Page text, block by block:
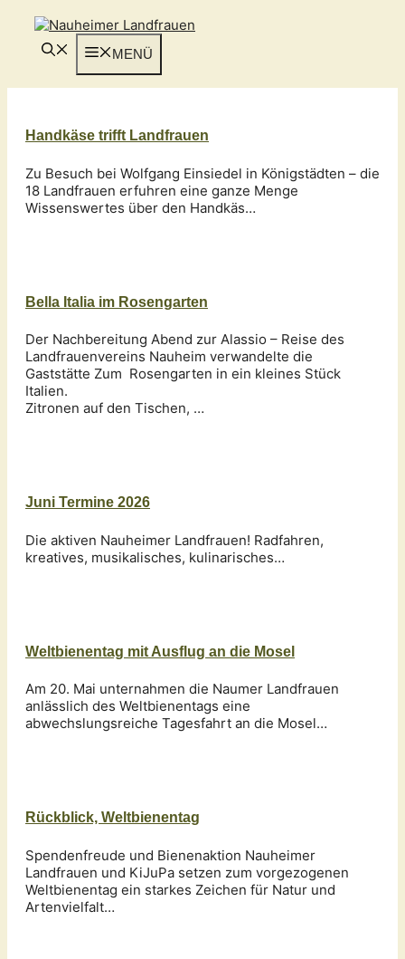
Inhalt
springen
MENÜ
Handkäse trifft Landfrauen
Zu Besuch bei Wolfgang Einsiedel in Königstädten – die
18 Landfrauen erfuhren eine ganze Menge
Wissenswertes über den Handkäs…
Bella Italia im Rosengarten
Der Nachbereitung Abend zur Alassio – Reise des
Landfrauenvereins Nauheim verwandelte die
Gaststätte Zum Rosengarten in ein kleines Stück
Italien.
Zitronen auf den Tischen, …
Juni Termine 2026
Die aktiven Nauheimer Landfrauen! Radfahren,
kreatives, musikalisches, kulinarisches…
Weltbienentag mit Ausflug an die Mosel
Am 20. Mai unternahmen die Naumer Landfrauen
anlässlich des Weltbienentags eine
abwechslungsreiche Tagesfahrt an die Mosel…
Rückblick, Weltbienentag
Spendenfreude und Bienenaktion Nauheimer
Landfrauen und KiJuPa setzen zum vorgezogenen
Weltbienentag ein starkes Zeichen für Natur und
Artenvielfalt…